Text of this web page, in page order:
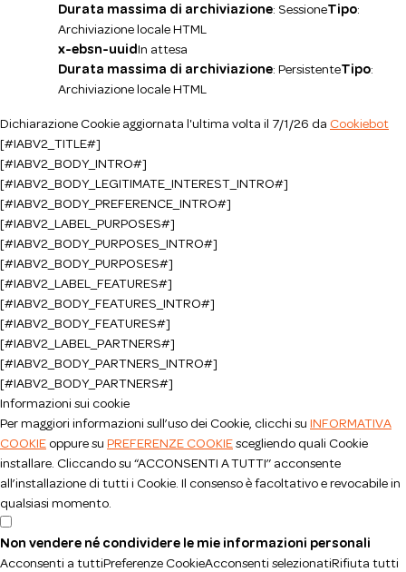
Durata massima di archiviazione: SessioneTipo:
Archiviazione locale HTML
x-ebsn-uuidIn attesa
Durata massima di archiviazione: PersistenteTipo:
Archiviazione locale HTML
Dichiarazione Cookie aggiornata l'ultima volta il 7/1/26 da Cookiebot
[#IABV2_TITLE#]
[#IABV2_BODY_INTRO#]
[#IABV2_BODY_LEGITIMATE_INTEREST_INTRO#]
[#IABV2_BODY_PREFERENCE_INTRO#]
[#IABV2_LABEL_PURPOSES#]
[#IABV2_BODY_PURPOSES_INTRO#]
[#IABV2_BODY_PURPOSES#]
[#IABV2_LABEL_FEATURES#]
[#IABV2_BODY_FEATURES_INTRO#]
[#IABV2_BODY_FEATURES#]
[#IABV2_LABEL_PARTNERS#]
[#IABV2_BODY_PARTNERS_INTRO#]
[#IABV2_BODY_PARTNERS#]
Informazioni sui cookie
Per maggiori informazioni sull’uso dei Cookie, clicchi su INFORMATIVA
COOKIE oppure su PREFERENZE COOKIEscegliendo quali Cookie
installare. Cliccando su “ACCONSENTI A TUTTI” acconsente
all’installazione di tutti i Cookie. Il consenso è facoltativo e revocabile in
qualsiasi momento.
Non vendere né condividere le mie informazioni personali
Acconsenti a tuttiPreferenze CookieAcconsenti selezionatiRifiuta tutti